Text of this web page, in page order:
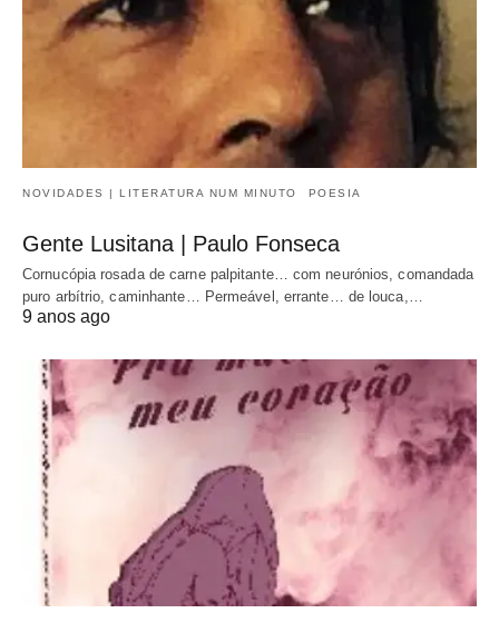
NOVIDADES | LITERATURA NUM MINUTO POESIA
Gente Lusitana | Paulo Fonseca
Cornucópia rosada de carne palpitante… com neurónios, comandada
puro arbítrio, caminhante… Permeável, errante… de louca,…
9 anos ago